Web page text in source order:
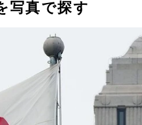
写真で探す